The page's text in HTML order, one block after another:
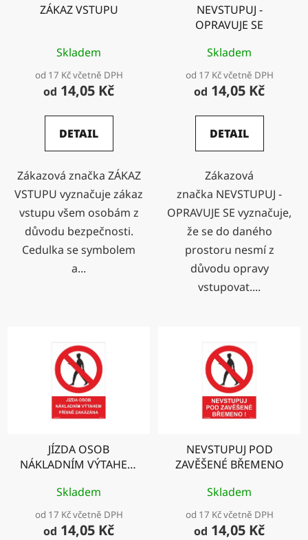
ZÁKAZ VSTUPU
Skladem
od 17 Kč včetně DPH
od 14,05 Kč
DETAIL
Zákazová značka ZÁKAZ
VSTUPU vyznačuje zákaz
vstupu všem osobám z
důvodu bezpečnosti.
Cedulka se symbolem
a...
NEVSTUPUJ -
OPRAVUJE SE
Skladem
od 17 Kč včetně DPH
od 14,05 Kč
DETAIL
Zákazová
značka NEVSTUPUJ -
OPRAVUJE SE vyznačuje,
že se do daného
prostoru nesmí z
důvodu opravy
vstupovat....
JÍZDA OSOB
NÁKLADNÍM VÝTAHEM
Skladem
od 17 Kč včetně DPH
od 14,05 Kč
NEVSTUPUJ POD
ZAVĚŠENÉ BŘEMENO
Skladem
od 17 Kč včetně DPH
od 14,05 Kč